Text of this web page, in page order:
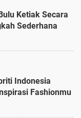
Ketiak Secara
Sederhana
Indonesia
Fashionmu